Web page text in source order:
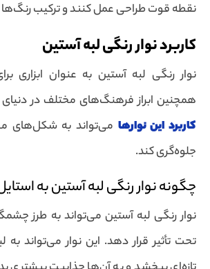
نقطه قوت طراحی عمل کنند و ترکیب رنگ‌ها
کاربرد نوار رنگی لبه آستین
نوار رنگی لبه آستین به عنوان ابزاری
همچنین ابراز فرهنگ‌های مختلف در
کاربرد این نوارها می‌تواند به شکل‌های
جلوه‌گری کند.
چگونه نوار رنگی لبه آستین به
نوار رنگی لبه آستین می‌تواند به طرز
تحت تأثیر قرار دهد. این نوار می‌تواند